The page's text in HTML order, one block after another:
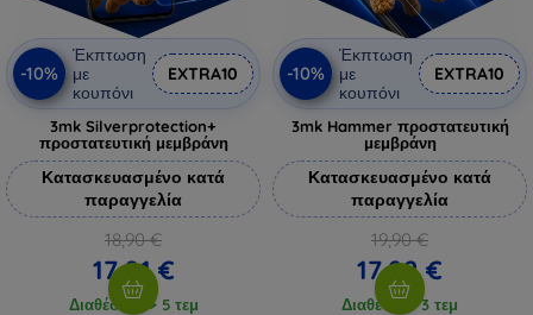
-10%
Έκπτωση
με
κουπόνι
EXTRA10
3mk Silverprotection+
προστατευτική μεμβράνη
Κατασκευασμένο κατά
παραγγελία
18,90 €
17,01 €
Διαθέσιμο > 5 τεμ
-10%
Έκπτωση
με
κουπόνι
EXTRA10
3mk Hammer προστατευτική
μεμβράνη
Κατασκευασμένο κατά
παραγγελία
19,90 €
17,92 €
Διαθέσιμο 3 τεμ